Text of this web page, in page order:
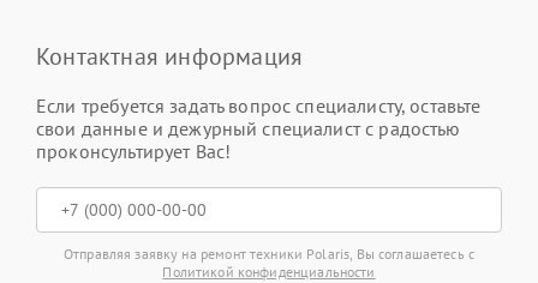
Контактная информация
Если требуется задать вопрос специалисту, оставьте
свои данные и дежурный специалист с радостью
проконсультирует Вас!
Отправляя заявку на ремонт техники Polaris, Вы соглашаетесь с
Политикой конфиденциальности